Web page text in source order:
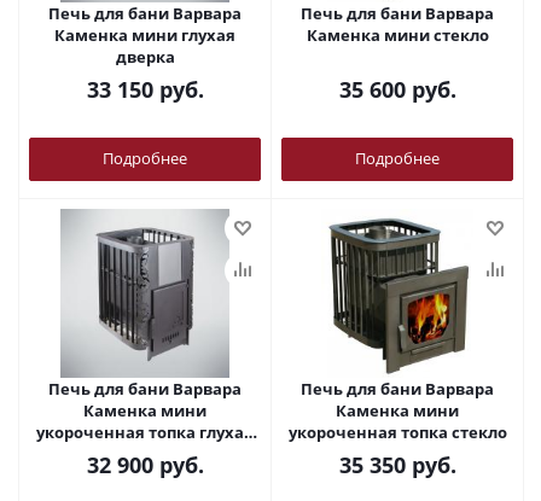
Печь для бани Варвара
Каменка мини глухая
дверка
33 150руб.
Подробнее
Печь для бани Варвара
Каменка мини стекло
35 600руб.
Подробнее
Печь для бани Варвара
Каменка мини
укороченная топка глухая
дверка
32 900руб.
Печь для бани Варвара
Каменка мини
укороченная топка стекло
35 350руб.